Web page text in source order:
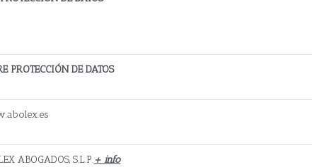
PROTECCIÓN DE DATOS
ABOGADOS, S.L.P.+ info